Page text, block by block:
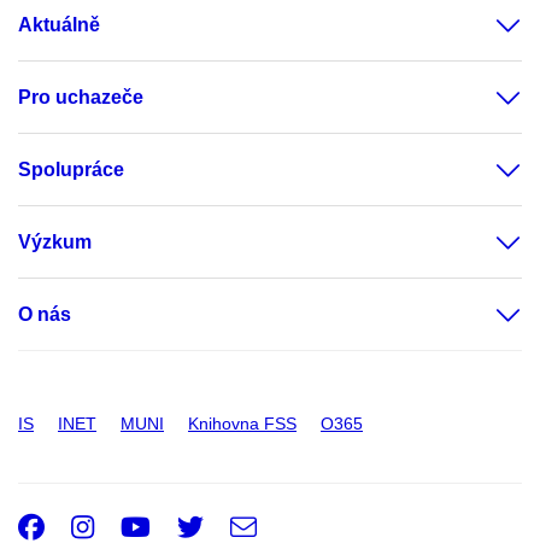
Aktuálně
Pro uchazeče
Spolupráce
Výzkum
O nás
IS INET MUNI Knihovna FSS O365
Facebook
Instagram
Youtube
Twitter
e-